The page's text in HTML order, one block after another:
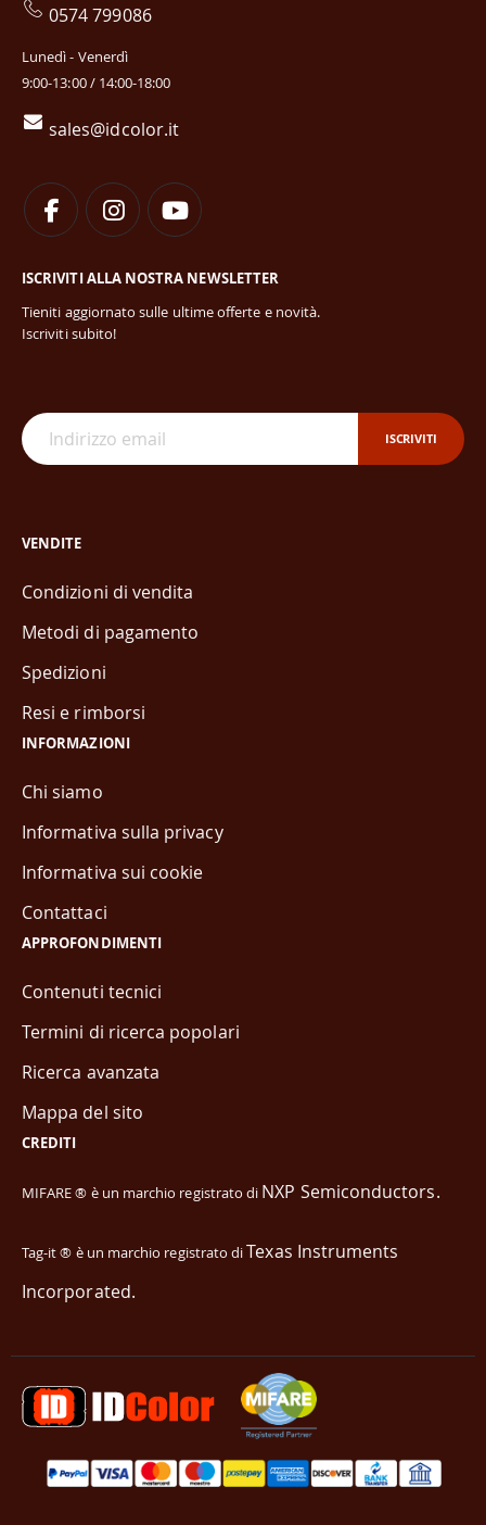
0574 799086
Lunedì - Venerdì
9:00-13:00 / 14:00-18:00
sales@idcolor.it
ISCRIVITI ALLA NOSTRA NEWSLETTER
Tieniti aggiornato sulle ultime offerte e novità.
Iscriviti subito!
ISCRIVITI
VENDITE
Condizioni di vendita
Metodi di pagamento
Spedizioni
Resi e rimborsi
INFORMAZIONI
Chi siamo
Informativa sulla privacy
Informativa sui cookie
Contattaci
APPROFONDIMENTI
Contenuti tecnici
Termini di ricerca popolari
Ricerca avanzata
Mappa del sito
CREDITI
MIFARE ® è un marchio registrato di NXP Semiconductors.
Tag-it ® è un marchio registrato diTexas Instruments
Incorporated.